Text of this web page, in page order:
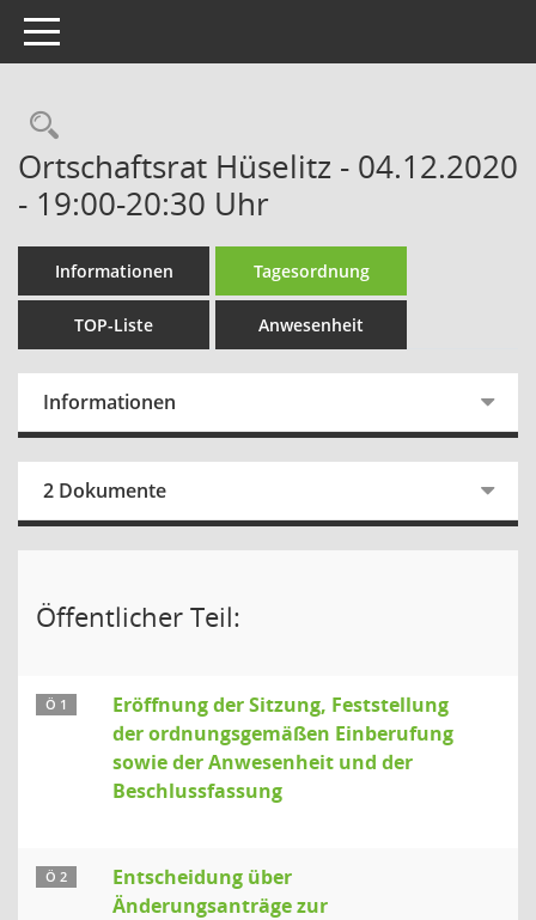
Toggle navigation
Rechercheauswahl
Ortschaftsrat Hüselitz - 04.12.2020
- 19:00-20:30 Uhr
Informationen Tagesordnung
TOP-Liste Anwesenheit
Informationen
2 Dokumente
Öffentlicher Teil:
Ö 1
Eröffnung der Sitzung, Feststellung
der ordnungsgemäßen Einberufung
sowie der Anwesenheit und der
Beschlussfassung
Ö 2
Entscheidung über
Änderungsanträge zur